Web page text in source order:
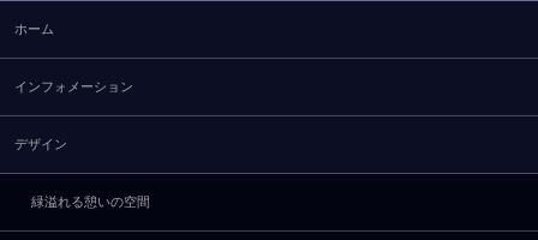
ホーム
インフォメーション
デザイン
緑溢れる憩いの空間